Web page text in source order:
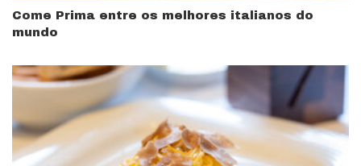
Come Prima entre os melhores italianos do
mundo